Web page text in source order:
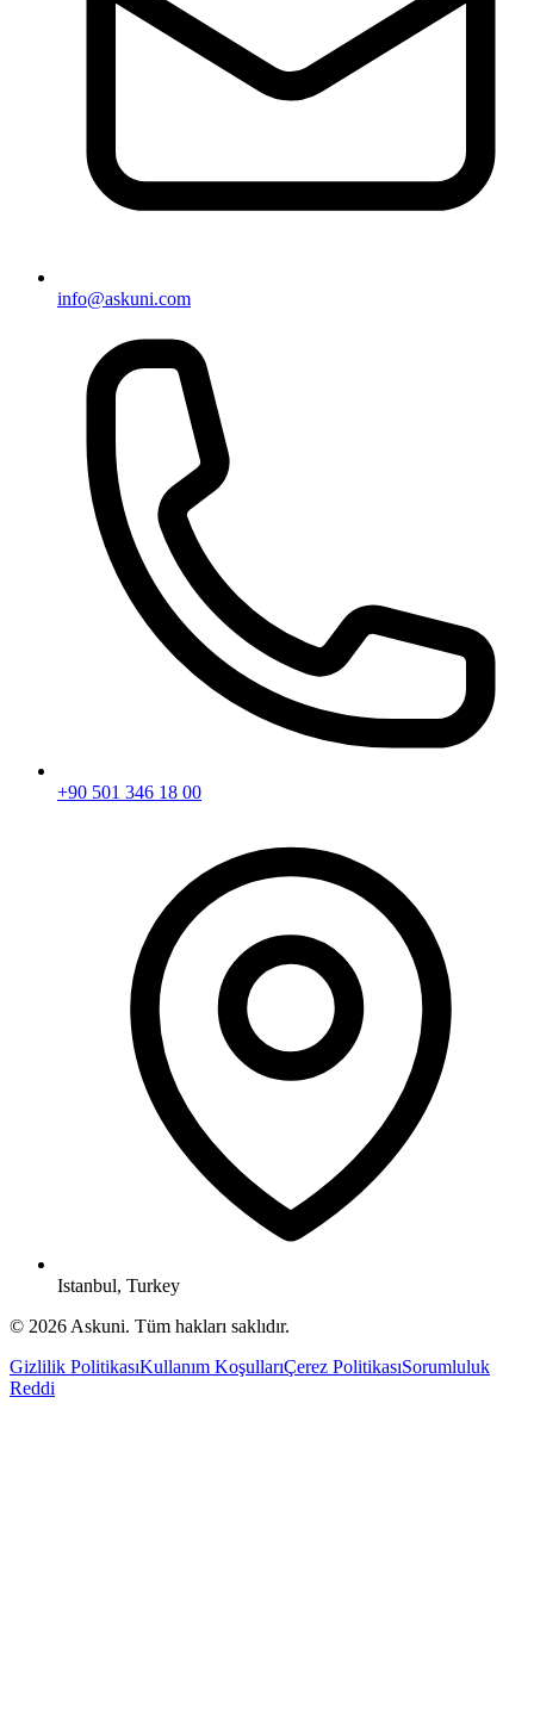
info@askuni.com
+90 501 346 18 00
Istanbul, Turkey
© 2026 Askuni. Tüm hakları saklıdır.
Gizlilik PolitikasıKullanım KoşullarıÇerez PolitikasıSorumluluk
Reddi